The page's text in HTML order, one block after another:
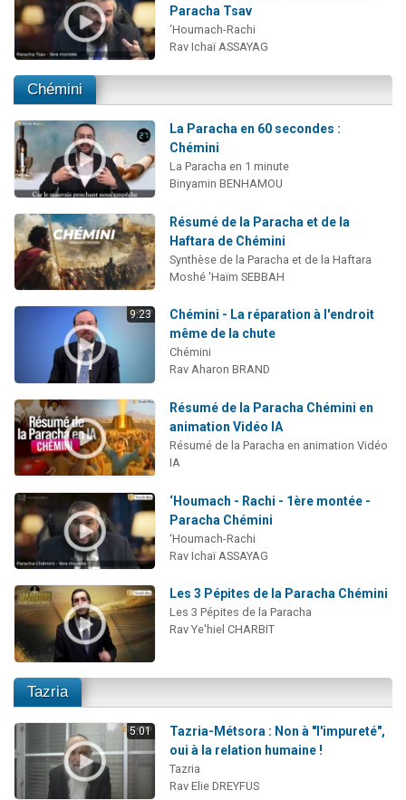
Paracha Tsav
‘Houmach-Rachi
Rav Ichaï ASSAYAG
Chémini
La Paracha en 60 secondes :
Chémini
La Paracha en 1 minute
Binyamin BENHAMOU
Résumé de la Paracha et de la
Haftara de Chémini
Synthèse de la Paracha et de la Haftara
Moshé 'Haïm SEBBAH
9:23
Chémini - La réparation à l'endroit
même de la chute
Chémini
Rav Aharon BRAND
Résumé de la Paracha Chémini en
animation Vidéo IA
Résumé de la Paracha en animation Vidéo
IA
‘Houmach - Rachi - 1ère montée -
Paracha Chémini
‘Houmach-Rachi
Rav Ichaï ASSAYAG
Les 3 Pépites de la Paracha Chémini
Les 3 Pépites de la Paracha
Rav Ye'hiel CHARBIT
Tazria
5:01
Tazria-Métsora : Non à "l'impureté",
oui à la relation humaine !
Tazria
Rav Elie DREYFUS